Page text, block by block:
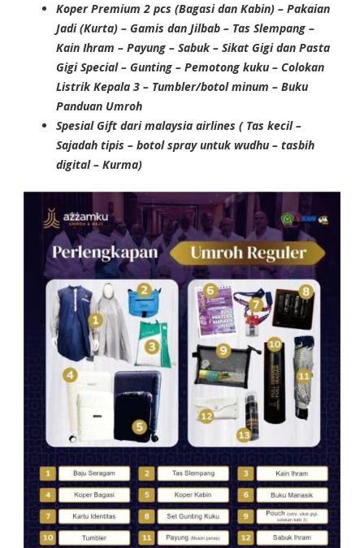
Koper Premium 2 pcs (Bagasi dan Kabin) – Pakaian
Jadi (Kurta) – Gamis dan Jilbab – Tas Slempang –
Kain Ihram – Payung – Sabuk – Sikat Gigi dan Pasta
Gigi Special – Gunting – Pemotong kuku – Colokan
Listrik Kepala 3 – Tumbler/botol minum – Buku
Panduan Umroh
Spesial Gift dari malaysia airlines ( Tas kecil –
Sajadah tipis – botol spray untuk wudhu – tasbih
digital – Kurma)